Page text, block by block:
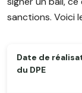
sanctions. Voici
Date de
du DPE